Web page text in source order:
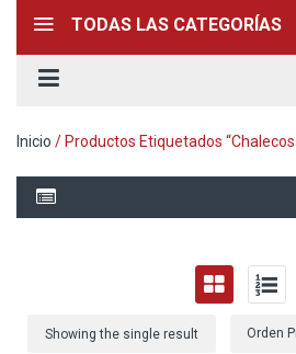
TODAS LAS CATEGORÍAS
Inicio / Productos Etiquetados “chalecos
Showing the single result